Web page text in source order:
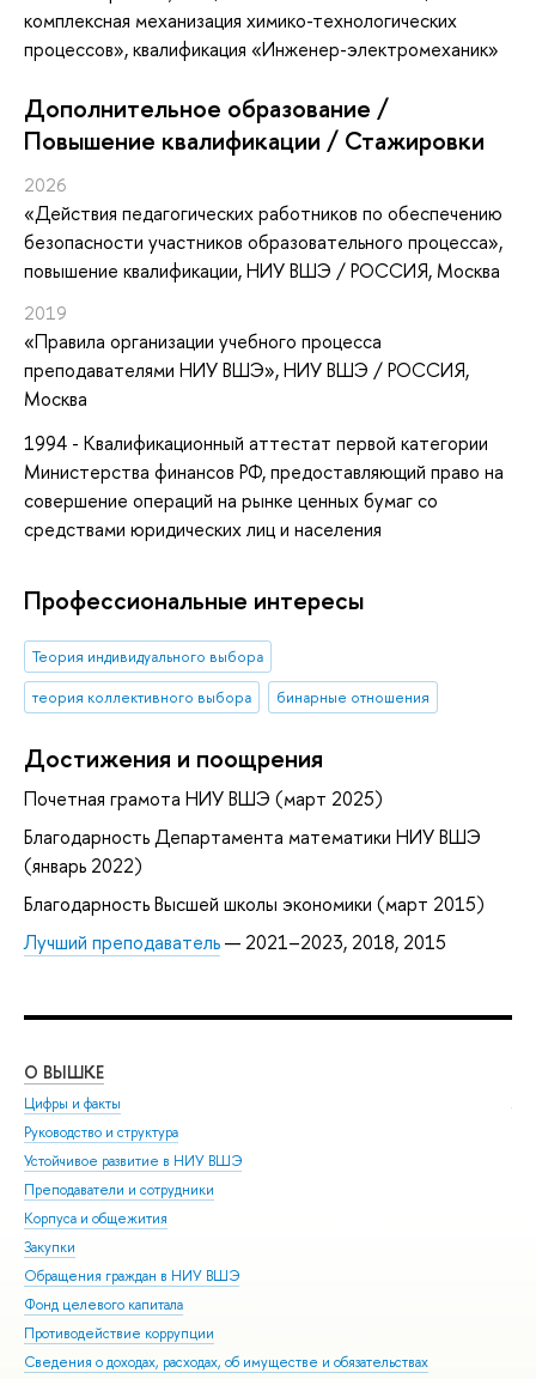
комплексная механизация химико-технологических
процессов», квалификация «Инженер-электромеханик»
Дополнительное образование /
Повышение квалификации / Стажировки
2026
«Действия педагогических работников по обеспечению
безопасности участников образовательного процесса»,
повышение квалификации, НИУ ВШЭ / РОССИЯ, Москва
2019
«Правила организации учебного процесса
преподавателями НИУ ВШЭ», НИУ ВШЭ / РОССИЯ,
Москва
1994 - Квалификационный аттестат первой категории
Министерства финансов РФ, предоставляющий право на
совершение операций на рынке ценных бумаг со
средствами юридических лиц и населения
Профессиональные интересы
Теория индивидуального выбора
теория коллективного выбора
бинарные отношения
Достижения и поощрения
Почетная грамота НИУ ВШЭ (март 2025)
Благодарность Департамента математики НИУ ВШЭ
(январь 2022)
Благодарность Высшей школы экономики (март 2015)
Лучший преподаватель— 2021–2023, 2018, 2015
О ВЫШКЕ
Цифры и факты
Руководство и структура
Устойчивое развитие в НИУ ВШЭ
Преподаватели и сотрудники
Корпуса и общежития
Закупки
Обращения граждан в НИУ ВШЭ
Фонд целевого капитала
Противодействие коррупции
Сведения о доходах, расходах, об имуществе и обязательствах